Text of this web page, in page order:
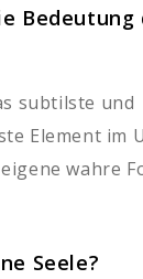
Bedeutung
subtilste und
Element im
wahre
Seele?